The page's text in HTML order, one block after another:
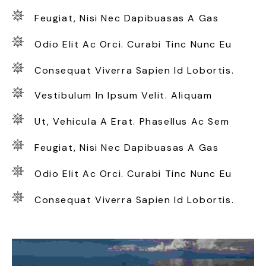
Feugiat, Nisi Nec Dapibuasas A Gas
Odio Elit Ac Orci. Curabi Tinc Nunc Eu
Consequat Viverra Sapien Id Lobortis.
Vestibulum In Ipsum Velit. Aliquam
Ut, Vehicula A Erat. Phasellus Ac Sem
Feugiat, Nisi Nec Dapibuasas A Gas
Odio Elit Ac Orci. Curabi Tinc Nunc Eu
Consequat Viverra Sapien Id Lobortis.